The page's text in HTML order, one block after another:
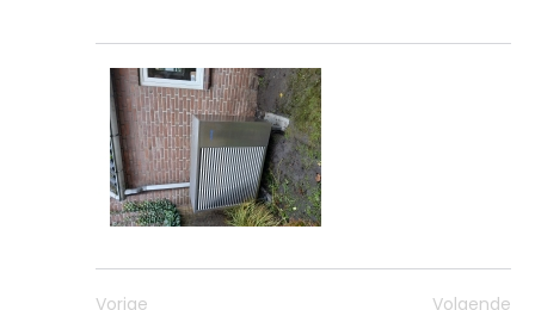
Vorige Volgende